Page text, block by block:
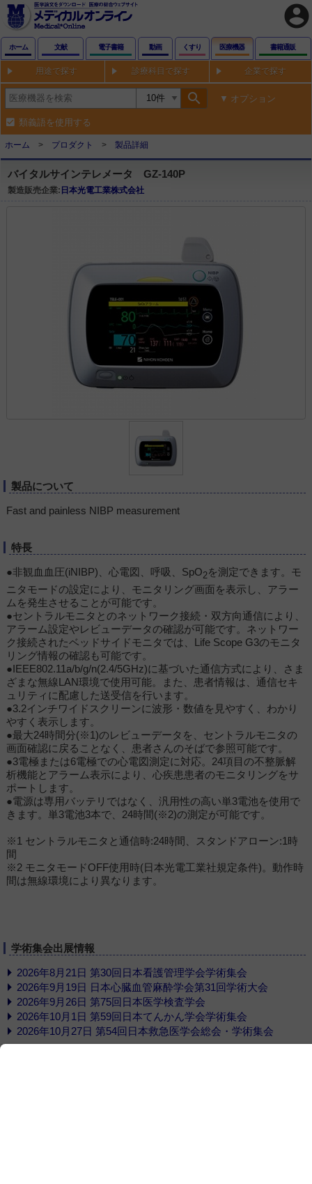
account_circle
ホーム 文献 電子書籍 動画 くすり 医療機器 書籍通販
用途で探す 診療科目で探す 企業で探す
search オプション
類義語を使用する
ホーム プロダクト 製品詳細
バイタルサインテレメータ GZ-140P
製造販売企業: 日本光電工業株式会社
製品について
Fast and painless NIBP measurement
特長
●非観血血圧(iNIBP)、心電図、呼吸、SpO2を測定できます。モ
ニタモードの設定により、モニタリング画面を表示し、アラー
ムを発生させることが可能です。
●セントラルモニタとのネットワーク接続・双方向通信により、
アラーム設定やレビューデータの確認が可能です。ネットワー
ク接続されたベッドサイドモニタでは、Life Scope G3のモニタ
リング情報の確認も可能です。
●IEEE802.11a/b/g/n(2.4/5GHz)に基づいた通信方式により、さま
ざまな無線LAN環境で使用可能。また、患者情報は、通信セキ
ュリティに配慮した送受信を行います。
●3.2インチワイドスクリーンに波形・数値を見やすく、わかり
やすく表示します。
●最大24時間分(※1)のレビューデータを、セントラルモニタの
画面確認に戻ることなく、患者さんのそばで参照可能です。
●3電極または6電極での心電図測定に対応。24項目の不整脈解
析機能とアラーム表示により、心疾患患者のモニタリングをサ
ポートします。
●電源は専用バッテリではなく、汎用性の高い単3電池を使用で
きます。単3電池3本で、24時間(※2)の測定が可能です。
※1 セントラルモニタと通信時:24時間、スタンドアローン:1時
間
※2 モニタモードOFF使用時(日本光電工業社規定条件)。動作時
間は無線環境により異なります。
学術集会出展情報
2026年8月21日 第30回日本看護管理学会学術集会
2026年9月19日 日本心臓血管麻酔学会第31回学術大会
2026年9月26日 第75回日本医学検査学会
2026年10月1日 第59回日本てんかん学会学術集会
2026年10月27日 第54回日本救急医学会総会・学術集会